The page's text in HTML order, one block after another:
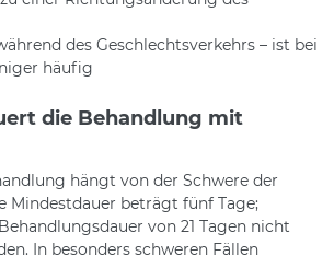
des Geschlechtsverkehrs – ist bei
häufig
die Behandlung mit
hängt von der Schwere der
Mindestdauer beträgt fünf Tage;
von 21 Tagen nicht
In besonders schweren Fällen